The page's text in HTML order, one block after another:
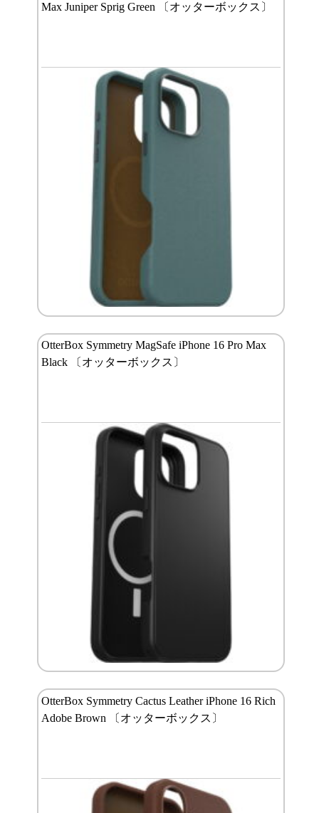
Max Juniper Sprig Green 〔オッターボックス〕
OtterBox Symmetry MagSafe iPhone 16 Pro Max
Black 〔オッターボックス〕
OtterBox Symmetry Cactus Leather iPhone 16 Rich
Adobe Brown 〔オッターボックス〕